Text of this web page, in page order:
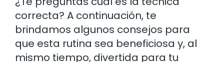
correcta? A continuación, te
brindamos algunos consejos para
que esta rutina sea beneficiosa y, al
mismo tiempo, divertida para tu